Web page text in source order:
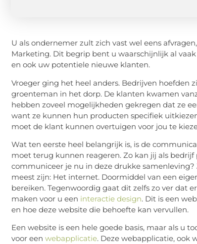
U als ondernemer zult zich vast wel eens
Marketing. Dit begrip bent u waarschijnlijk al
en ook uw potentiele nieuwe klanten.
Vroeger ging het heel anders. Bedrijven hoefden
groenteman in het dorp. De klanten kwamen
hebben zoveel mogelijkheden gekregen dat ze
want ze kunnen hun producten specifiek
moet de klant kunnen overtuigen voor jou te
Wat ten eerste heel belangrijk is, is de
moet terug kunnen reageren. Zo kan jij als
communiceer je nu in deze drukke
meest zijn: Het internet. Doormiddel van een
bereiken. Tegenwoordig gaat dit zelfs zo ver dat
maken voor u een interactie design. Dit is een
en hoe deze website die behoefte kan vervullen.
Een website is een hele goede basis, maar als u
voor een webapplicatie. Deze webapplicatie, ook